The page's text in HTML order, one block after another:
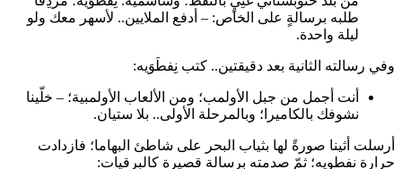
طلبه برسالةٍ على الخاص: – أدفع الملايين.. لأسهر معك ولو
ليلة واحدة.
وفي رسالته الثانية بعد دقيقتين.. كتب نِفطَوَيه:
أنت أجمل من جبل الأولمب؛ ومن الألعاب الأولمبية؛ – خلّينا
نشوفك بالكاميرا؛ وبالمرحلة الأولى.. بلا ستيان.
أرسلت أثينا صورةً لها بثياب البحر على شاطئ البهاما؛ فازدادت
حرارة نفطويه؛ ثمّ صدمته برسالة قصيرة كالبرقيات: